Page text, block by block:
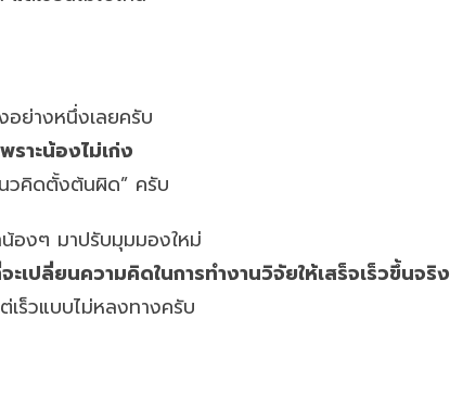
ย่างหนึ่งเลยครับ
ราะน้องไม่เก่ง
วคิดตั้งต้นผิด” ครับ
องๆ มาปรับมุมมองใหม่
เปลี่ยนความคิดในการทำงานวิจัยให้เสร็จเร็วขึ้นจริง
เร็วแบบไม่หลงทางครับ